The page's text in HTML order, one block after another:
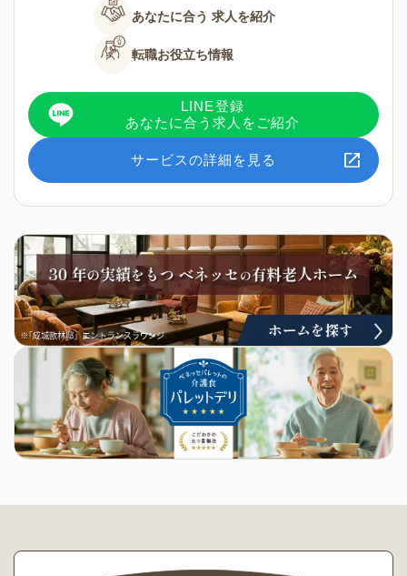
あなたに合う 求人を紹介
転職お役立ち情報
LINE登録
あなたに合う求人をご紹介
サービスの詳細を見る